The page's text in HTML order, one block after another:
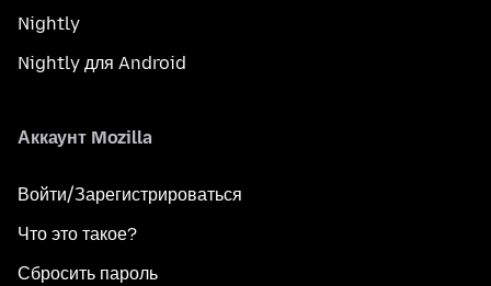
Nightly
Nightly для Android
Аккаунт Mozilla
Войти/Зарегистрироваться
Что это такое?
Сбросить пароль